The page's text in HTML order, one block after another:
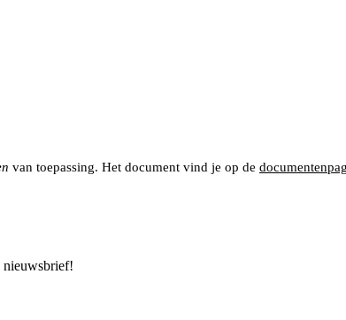
van toepassing. Het document vind je op de
nieuwsbrief!